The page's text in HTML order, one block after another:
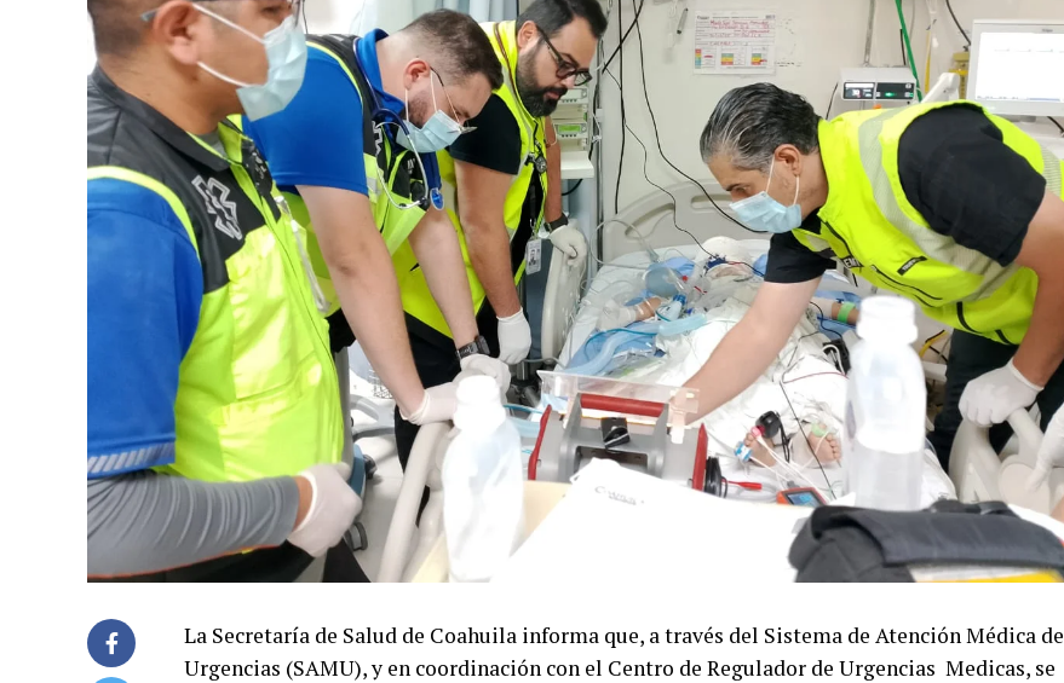
La Secretaría de Salud de Coahuila informa que, a través del Sistema de Atención Médica de
Urgencias (SAMU), y en coordinación con el Centro de Regulador de Urgencias Medicas, se